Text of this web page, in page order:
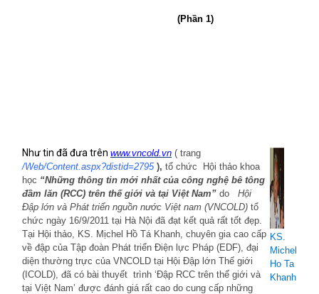
(Phần 1)
KS.
Michel
Ho Ta
Khanh
Như tin đã đưa trên www.vncold.vn ( trang
/Web/Content.aspx?distid=2795), tổ chức
Hội thảo khoa
học “Những thông tin mới nhất của công nghệ bê tông
đầm lăn (RCC) trên thế giới và tại Việt Nam” do
Hội
Đập lớn và Phát triển nguồn nước Việt nam (VNCOLD) tổ
chức ngày 16/9/2011 tại Hà Nội đã đạt kết quả rất tốt đẹp.
Tại Hội thảo, KS. Mịchel Hồ Tá Khanh, chuyên gia cao cấp
về đập của Tập đoàn Phát triển Điện lực Pháp (EDF), đại
diện thường trực của VNCOLD tại Hội Đập lớn Thế giới
(ICOLD), đã có bài thuyết trình ‘Đập RCC trên thế giới và
tại Việt Nam’ được đánh giá rất cao do cung cấp những